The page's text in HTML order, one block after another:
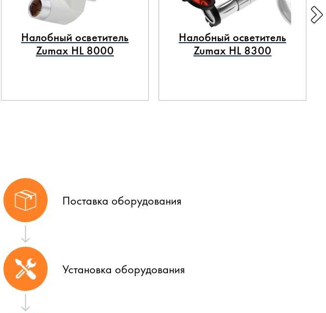
Налобный осветитель
Zumax HL 8000
Налобный осветитель
Zumax HL 8300
Поставка оборудования
Установка оборудования